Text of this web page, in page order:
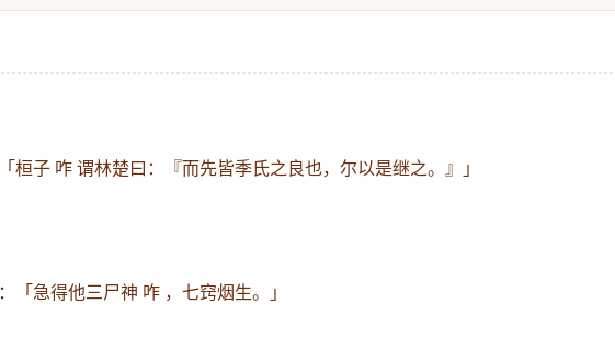
「桓子 咋 谓林楚曰：『而先皆季氏之良也，尔以是继之。』」
： 「急得他三尸神 咋 ，七窍烟生。」